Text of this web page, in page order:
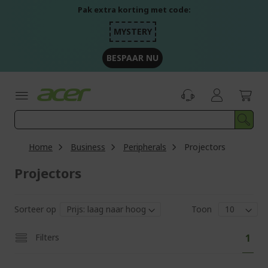
Pak extra korting met code:
MYSTERY
BESPAAR NU
Home Business Peripherals Projectors
Projectors
Sorteer op Toon
Filters
U
lees
1